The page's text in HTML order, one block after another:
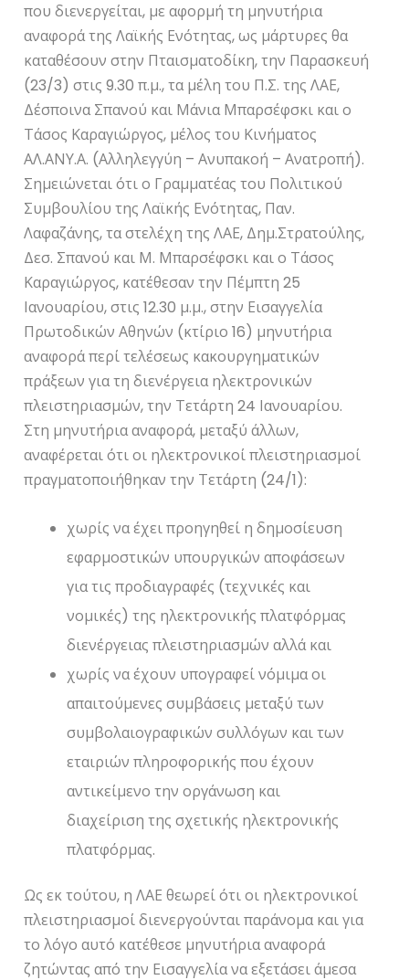
που διενεργείται, με αφορμή τη μηνυτήρια
αναφορά της Λαϊκής Ενότητας, ως μάρτυρες θα
καταθέσουν στην Πταισματοδίκη, την Παρασκευή
(23/3) στις 9.30 π.μ., τα μέλη του Π.Σ. της ΛΑΕ,
Δέσποινα Σπανού και Μάνια Μπαρσέφσκι και ο
Τάσος Καραγιώργος, μέλος του Κινήματος
ΑΛ.ΑΝΥ.Α. (Αλληλεγγύη – Ανυπακοή – Ανατροπή).
Σημειώνεται ότι ο Γραμματέας του Πολιτικού
Συμβουλίου της Λαϊκής Ενότητας, Παν.
Λαφαζάνης, τα στελέχη της ΛΑΕ, Δημ.Στρατούλης,
Δεσ. Σπανού και Μ. Μπαρσέφσκι και ο Τάσος
Καραγιώργος, κατέθεσαν την Πέμπτη 25
Ιανουαρίου, στις 12.30 μ.μ., στην Εισαγγελία
Πρωτοδικών Αθηνών (κτίριο 16) μηνυτήρια
αναφορά περί τελέσεως κακουργηματικών
πράξεων για τη διενέργεια ηλεκτρονικών
πλειστηριασμών, την Τετάρτη 24 Ιανουαρίου.
Στη μηνυτήρια αναφορά, μεταξύ άλλων,
αναφέρεται ότι οι ηλεκτρονικοί πλειστηριασμοί
πραγματοποιήθηκαν την Τετάρτη (24/1):
χωρίς να έχει προηγηθεί η δημοσίευση
εφαρμοστικών υπουργικών αποφάσεων
για τις προδιαγραφές (τεχνικές και
νομικές) της ηλεκτρονικής πλατφόρμας
διενέργειας πλειστηριασμών αλλά και
χωρίς να έχουν υπογραφεί νόμιμα οι
απαιτούμενες συμβάσεις μεταξύ των
συμβολαιογραφικών συλλόγων και των
εταιριών πληροφορικής που έχουν
αντικείμενο την οργάνωση και
διαχείριση της σχετικής ηλεκτρονικής
πλατφόρμας.
Ως εκ τούτου, η ΛΑΕ θεωρεί ότι οι ηλεκτρονικοί
πλειστηριασμοί διενεργούνται παράνομα και για
το λόγο αυτό κατέθεσε μηνυτήρια αναφορά
ζητώντας από την Εισαγγελία να εξετάσει άμεσα